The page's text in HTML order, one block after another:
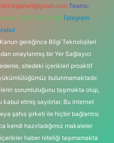
Teams:
0262 606 0 726 Telegram:
Kanun gereğince Bilgi Teknolojileri
onaylanmış bir Yer Sağlayıcı
sitedeki içerikleri proaktif
bulunmamaktadır.
sorumluluğunu taşımakta olup,
etmiş sayılırlar. Bu internet
şahıs şirketi ile hiçbir bağlantısı
kendi hazırladığımız makaleler
haber niteliği taşımamakta